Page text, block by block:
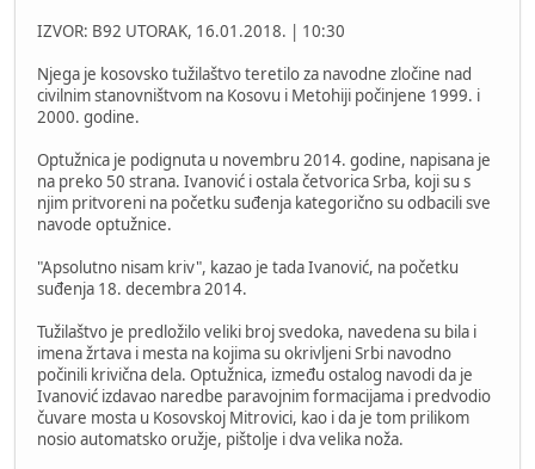
IZVOR: B92 UTORAK, 16.01.2018. | 10:30
Njega je kosovsko tužilaštvo teretilo za navodne zločine nad
civilnim stanovništvom na Kosovu i Metohiji počinjene 1999. i
2000. godine.
Optužnica je podignuta u novembru 2014. godine, napisana je
na preko 50 strana. Ivanović i ostala četvorica Srba, koji su s
njim pritvoreni na početku suđenja kategorično su odbacili sve
navode optužnice.
"Apsolutno nisam kriv", kazao je tada Ivanović, na početku
suđenja 18. decembra 2014.
Tužilaštvo je predložilo veliki broj svedoka, navedena su bila i
imena žrtava i mesta na kojima su okrivljeni Srbi navodno
počinili krivična dela. Optužnica, između ostalog navodi da je
Ivanović izdavao naredbe paravojnim formacijama i predvodio
čuvare mosta u Kosovskoj Mitrovici, kao i da je tom prilikom
nosio automatsko oružje, pištolje i dva velika noža.